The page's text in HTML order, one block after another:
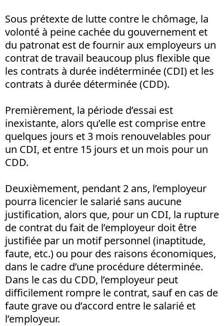
Sous prétexte de lutte contre le chômage, la
volonté à peine cachée du gouvernement et
du patronat est de fournir aux employeurs un
contrat de travail beaucoup plus flexible que
les contrats à durée indéterminée (CDI) et les
contrats à durée déterminée (CDD).
Premièrement, la période d’essai est
inexistante, alors qu’elle est comprise entre
quelques jours et 3 mois renouvelables pour
un CDI, et entre 15 jours et un mois pour un
CDD.
Deuxièmement, pendant 2 ans, l’employeur
pourra licencier le salarié sans aucune
justification, alors que, pour un CDI, la rupture
de contrat du fait de l’employeur doit être
justifiée par un motif personnel (inaptitude,
faute, etc.) ou pour des raisons économiques,
dans le cadre d’une procédure déterminée.
Dans le cas du CDD, l’employeur peut
difficilement rompre le contrat, sauf en cas de
faute grave ou d’accord entre le salarié et
l’employeur.